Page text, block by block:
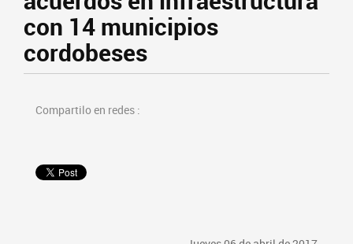
con 14 municipios
cordobeses
Compartilo en redes :